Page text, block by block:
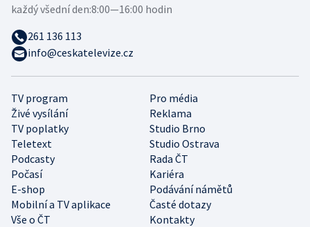
TV program
Pro média
Živé vysílání
Reklama
TV poplatky
Studio Brno
Teletext
Studio Ostrava
Podcasty
Rada ČT
Počasí
Kariéra
E-shop
Podávání námětů
Mobilní a TV aplikace
Časté dotazy
Vše o ČT
Kontakty
každý všední den:8:00—16:00 hodin
261 136 113
info@ceskatelevize.cz